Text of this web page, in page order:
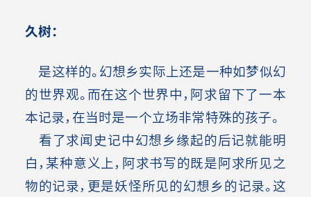
久树：
是这样的。幻想乡实际上还是一种如梦似幻
的世界观。而在这个世界中，阿求留下了一本
本记录，在当时是一个立场非常特殊的孩子。
看了求闻史记中幻想乡缘起的后记就能明
白，某种意义上，阿求书写的既是阿求所见之
物的记录，更是妖怪所见的幻想乡的记录。这